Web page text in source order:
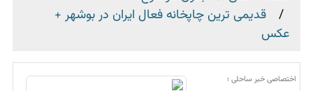
قدیمی ترین چاپخانه فعال ایران در بوشهر +
عکس
اختصاصی خبر ساحلی ؛